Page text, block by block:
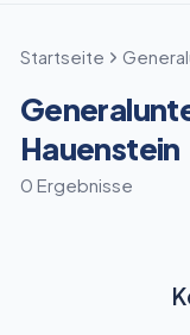
Startseite
Hauenstein
0 Ergebnisse